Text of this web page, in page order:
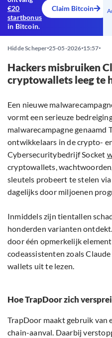
€20
startbonus
in Bitcoin.
Claim Bitcoin
Hidde Scheper 25-05-2026 15:57
Hackers misbruiken
cryptowallets leeg te
Een nieuwe
vormt een serieuze
malwarecampagne
ontwikkelaars in de crypto-
Cybersecuritybedrijf Socket
cryptowallets,
sleutels probeert te stelen
dagelijks door miljoenen
Inmiddels zijn tientallen
honderden varianten
door één opmerkelijk
codeassistenten zoals
wallets uit te lezen.
Hoe TrapDoor zich
TrapDoor maakt gebruik van
chain-aanval. Daarbij